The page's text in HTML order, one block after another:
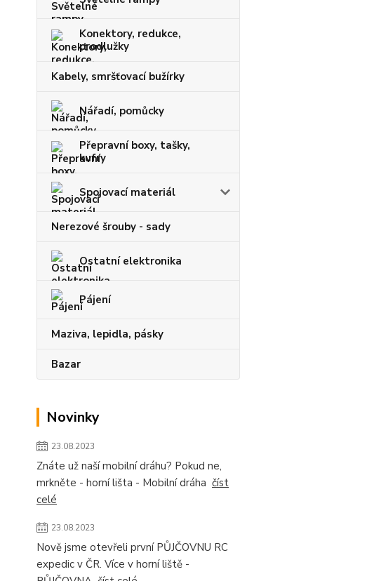
Konektory, redukce,
prodlužky
Kabely, smršťovací bužírky
Nářadí, pomůcky
Přepravní boxy, tašky,
kufry
Spojovací materiál
Nerezové šrouby - sady
Ostatní elektronika
Pájení
Maziva, lepidla, pásky
Bazar
Novinky
23.08.2023
Znáte už naší mobilní dráhu? Pokud ne,
mrkněte - horní lišta - Mobilní dráha číst
celé
23.08.2023
Nově jsme otevřeli první PŮJČOVNU RC
expedic v ČR. Více v horní liště -